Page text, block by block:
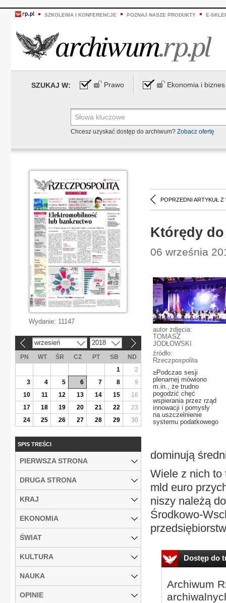
SZKOLENIA I KONFERENCJE POZNAJ NASZE PRODUKTY E-
SZUKAJ W: Prawo Ekonomia i biznes
Chcesz uzyskać dostęp do archiwum? Zobacz ofertę
POPRZEDNI ARTYKUŁ Z
Którędy
06 września
autor zdjęcia:
TOMASZ
JODŁOWSKI
źródło:
Rzeczpospolita
≥Podczas sesji
plenarnej mówiono
m.in., że trudno
pogodzić chęć
wspierania przez rząd
innowacji i pomysły
na uszczelnienie
systemu podatkowego
dominują
Wiele z nich to
mld euro
niszy należą
Środkowo-
Dostęp do
Archiwum
Wydanie: 11147
wrzesień 2018
PN WT ŚR CZ PT SB
ND
1
2
3
4 5 6 7 8
9
10
11 12 13 14 15
16
17
18 19 20 21 22
23
24
25 26 27 28 29 30
SPIS TREŚCI
PIERWSZA STRONA
DRUGA STRONA
KRAJ
EKONOMIA
ŚWIAT
KULTURA
NAUKA
OPINIE